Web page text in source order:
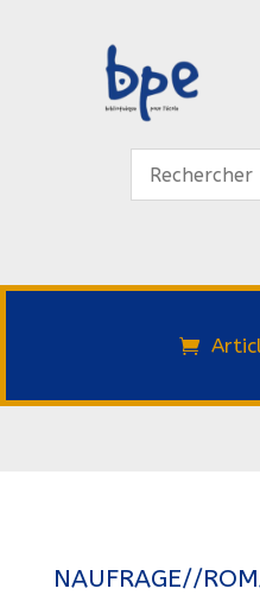
NAUFRAGE//